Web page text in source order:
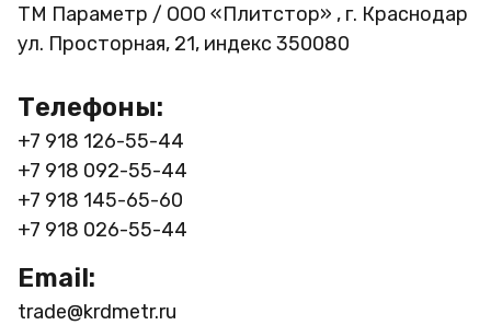
ТМ Параметр / ООО «Плитстор» , г. Краснодар
ул. Просторная, 21, индекс 350080
Телефоны:
+7 918 126-55-44
+7 918 092-55-44
+7 918 145-65-60
+7 918 026-55-44
Email:
trade@krdmetr.ru